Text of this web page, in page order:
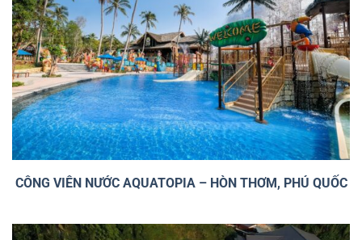
CÔNG VIÊN NƯỚC AQUATOPIA – HÒN THƠM, PHÚ QUỐC